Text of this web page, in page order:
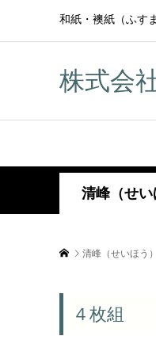
和紙・襖紙（ふす
株式会
清峰（せい
清峰（せいほう）
４枚組